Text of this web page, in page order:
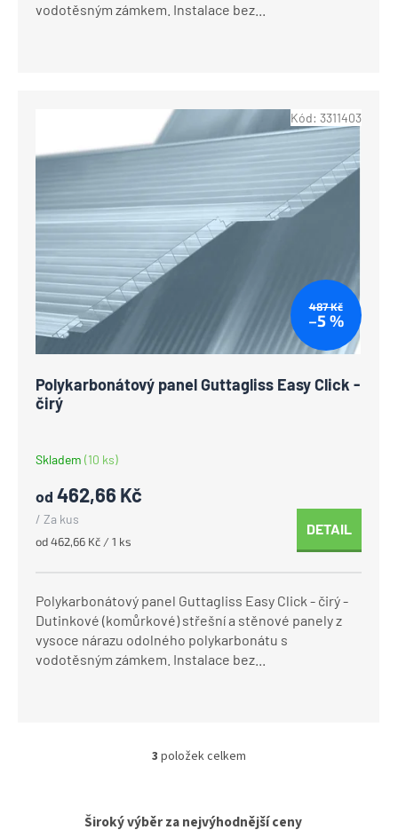
vodotěsným zámkem. Instalace bez...
487 Kč
–5 %
Polykarbonátový panel Guttagliss Easy Click -
čirý
Skladem (10 ks)
od 462,66 Kč
/ Za kus
Měrná
od 462,66 Kč / 1 ks
DETAIL
Polykarbonátový panel Guttagliss Easy Click - čirý -
Dutinkové (komůrkové) střešní a stěnové panely z
vysoce nárazu odolného polykarbonátu s
vodotěsným zámkem. Instalace bez...
Kód: 3311403
O
3 položek celkem
Široký výběr za nejvýhodnější ceny